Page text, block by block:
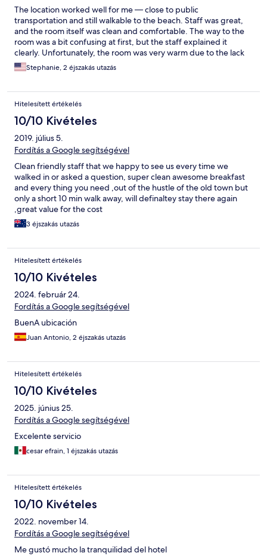
The location worked well for me — close to public
transportation and still walkable to the beach. Staff was great,
and the room itself was clean and comfortable. The way to the
room was a bit confusing at first, but the staff explained it
clearly. Unfortunately, the room was very warm due to the lack
of air conditioning, and I ended up sweating through the night
and sleeping poorly. Breakfast had a nice selection, but
Overall, the stay had potential but fell short in comfort.
Stephanie, 2 éjszakás utazás
Hitelesített értékelés
10/10 Kivételes
2019. július 5.
Fordítás a Google segítségével
Clean friendly staff that we happy to see us every time we
walked in or asked a question, super clean awesome breakfast
and every thing you need ,out of the hustle of the old town but
only a short 10 min walk away, will definaltey stay there again
,great value for the cost
3 éjszakás utazás
Hitelesített értékelés
10/10 Kivételes
2024. február 24.
Fordítás a Google segítségével
BuenA ubicación
Juan Antonio, 2 éjszakás utazás
Hitelesített értékelés
10/10 Kivételes
2025. június 25.
Fordítás a Google segítségével
Excelente servicio
cesar efrain, 1 éjszakás utazás
Hitelesített értékelés
10/10 Kivételes
2022. november 14.
Fordítás a Google segítségével
Me gustó mucho la tranquilidad del hotel